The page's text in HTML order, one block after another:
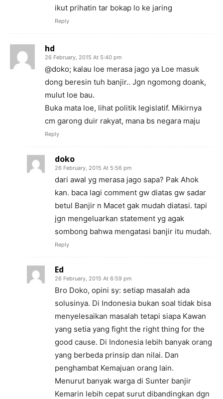
ikut prihatin tar bokap lo ke jaring
Reply
hd
26 February, 2015 At 5:40 pm
@doko; kalau loe merasa jago ya Loe masuk
dong beresin tuh banjir.. Jgn ngomong doank,
mulut loe bau.
Buka mata loe, lihat politik legislatif. Mikirnya
cm garong duir rakyat, mana bs negara maju
Reply
doko
26 February, 2015 At 5:56 pm
dari awal yg merasa jago sapa? Pak Ahok
kan. baca lagi comment gw diatas gw sadar
betul Banjir n Macet gak mudah diatasi. tapi
jgn mengeluarkan statement yg agak
sombong bahwa mengatasi banjir itu mudah.
Reply
Ed
26 February, 2015 At 6:59 pm
Bro Doko, opini sy: setiap masalah ada
solusinya. Di Indonesia bukan soal tidak bisa
menyelesaikan masalah tetapi siapa Kawan
yang setia yang fight the right thing for the
good cause. Di Indonesia lebih banyak orang
yang berbeda prinsip dan nilai. Dan
penghambat Kemajuan orang lain.
Menurut banyak warga di Sunter banjir
Kemarin lebih cepat surut dibandingkan dgn